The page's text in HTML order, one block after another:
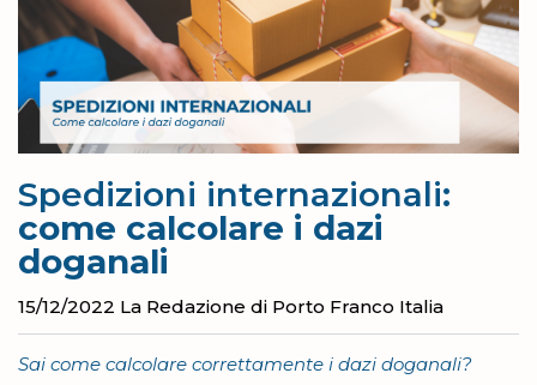
Spedizioni internazionali:
come calcolare i dazi
doganali
15/12/2022 La Redazione di Porto Franco Italia
Sai come calcolare correttamente i dazi doganali?